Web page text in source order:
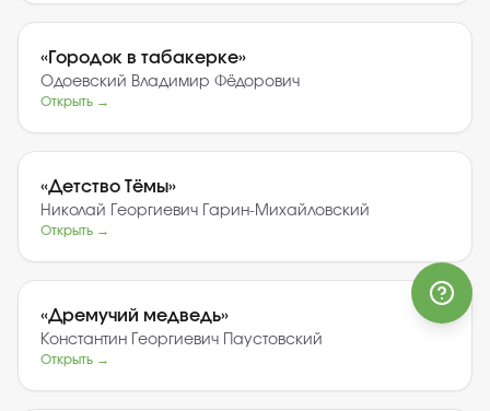
«Городок в табакерке»
Одоевский Владимир Фёдорович
Открыть →
«Детство Тёмы»
Николай Георгиевич Гарин-Михайловский
Открыть →
«Дремучий медведь»
Константин Георгиевич Паустовский
Открыть →